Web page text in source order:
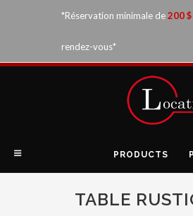
*Réservation minimale de200 $
rendez-vous*
PRODUCTS
TABLE